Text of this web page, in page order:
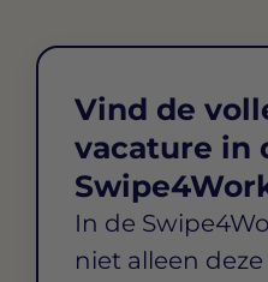
Vind de
vacature in
In de
niet alleen